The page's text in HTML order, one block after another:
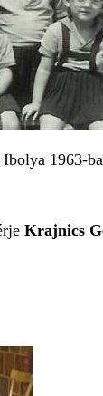
1963-
Krajnics